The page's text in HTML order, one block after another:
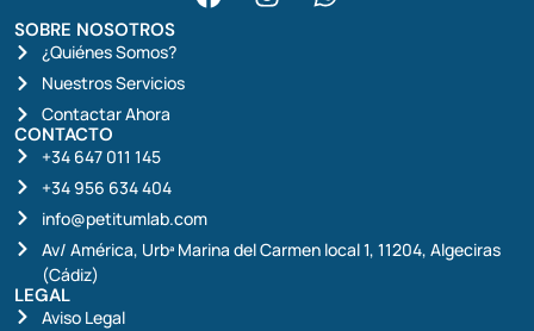
SOBRE NOSOTROS
¿Quiénes Somos?
Nuestros Servicios
Contactar Ahora
CONTACTO
+34 647 011 145
+34 956 634 404
info@petitumlab.com
Av/ América, Urbª Marina del Carmen local 1, 11204, Algeciras
(Cádiz)
LEGAL
Aviso Legal